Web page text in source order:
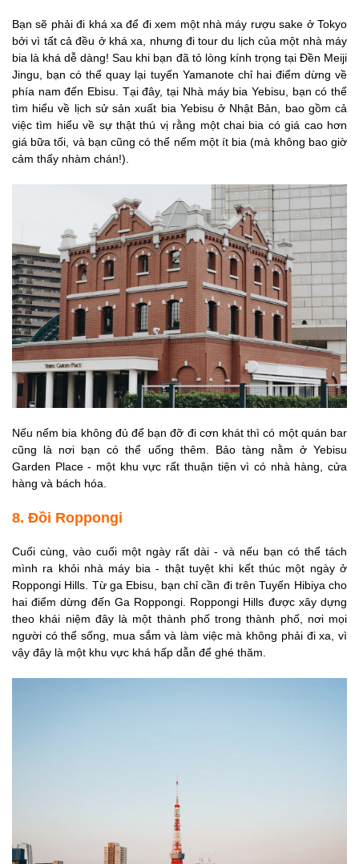
Bạn sẽ phải đi khá xa để đi xem một nhà máy rượu sake ở Tokyo
bởi vì tất cả đều ở khá xa, nhưng đi tour du lịch của một nhà máy
bia là khá dễ dàng! Sau khi bạn đã tỏ lòng kính trọng tại Đền Meiji
Jingu, bạn có thể quay lại tuyến Yamanote chỉ hai điểm dừng về
phía nam đến Ebisu. Tại đây, tại Nhà máy bia Yebisu, bạn có thể
tìm hiểu về lịch sử sản xuất bia Yebisu ở Nhật Bản, bao gồm cả
việc tìm hiểu về sự thật thú vị rằng một chai bia có giá cao hơn
giá bữa tối, và bạn cũng có thể nếm một ít bia (mà không bao giờ
cảm thấy nhàm chán!).
Nếu nếm bia không đủ để bạn đỡ đi cơn khát thì có một quán bar
cũng là nơi bạn có thể uống thêm. Bảo tàng nằm ở Yebisu
Garden Place - một khu vực rất thuận tiện vì có nhà hàng, cửa
hàng và bách hóa.
8. Đồi Roppongi
Cuối cùng, vào cuối một ngày rất dài - và nếu bạn có thể tách
mình ra khỏi nhà máy bia - thật tuyệt khi kết thúc một ngày ở
Roppongi Hills. Từ ga Ebisu, bạn chỉ cần đi trên Tuyến Hibiya cho
hai điểm dừng đến Ga Roppongi. Roppongi Hills được xây dựng
theo khái niệm đây là một thành phố trong thành phố, nơi mọi
người có thể sống, mua sắm và làm việc mà không phải đi xa, vì
vậy đây là một khu vực khá hấp dẫn để ghé thăm.